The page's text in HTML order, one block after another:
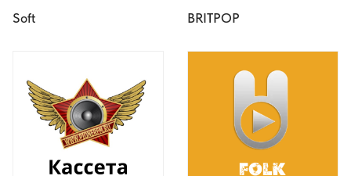
Soft BRITPOP